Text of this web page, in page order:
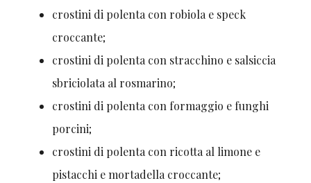
crostini di polenta con robiola e speck
croccante;
crostini di polenta con stracchino e salsiccia
sbriciolata al rosmarino;
crostini di polenta con formaggio e funghi
porcini;
crostini di polenta con ricotta al limone e
pistacchi e mortadella croccante;